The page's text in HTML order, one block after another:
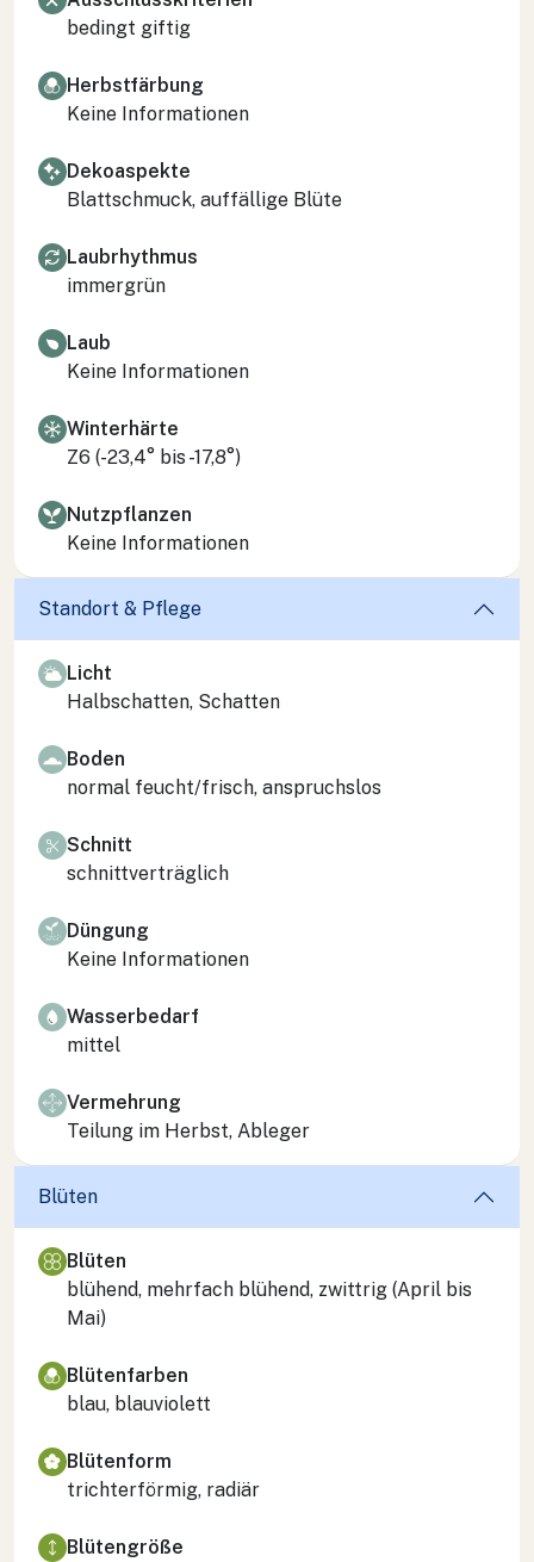
bedingt giftig
Herbstfärbung
Keine Informationen
Dekoaspekte
Blattschmuck, auffällige Blüte
Laubrhythmus
immergrün
Laub
Keine Informationen
Winterhärte
Z6 (-23,4° bis -17,8°)
Nutzpflanzen
Keine Informationen
Standort & Pflege
Licht
Halbschatten, Schatten
Boden
normal feucht/frisch, anspruchslos
Schnitt
schnittverträglich
Düngung
Keine Informationen
Wasserbedarf
mittel
Vermehrung
Teilung im Herbst, Ableger
Blüten
Blüten
blühend, mehrfach blühend, zwittrig (April bis
Mai)
Blütenfarben
blau, blauviolett
Blütenform
trichterförmig, radiär
Blütengröße